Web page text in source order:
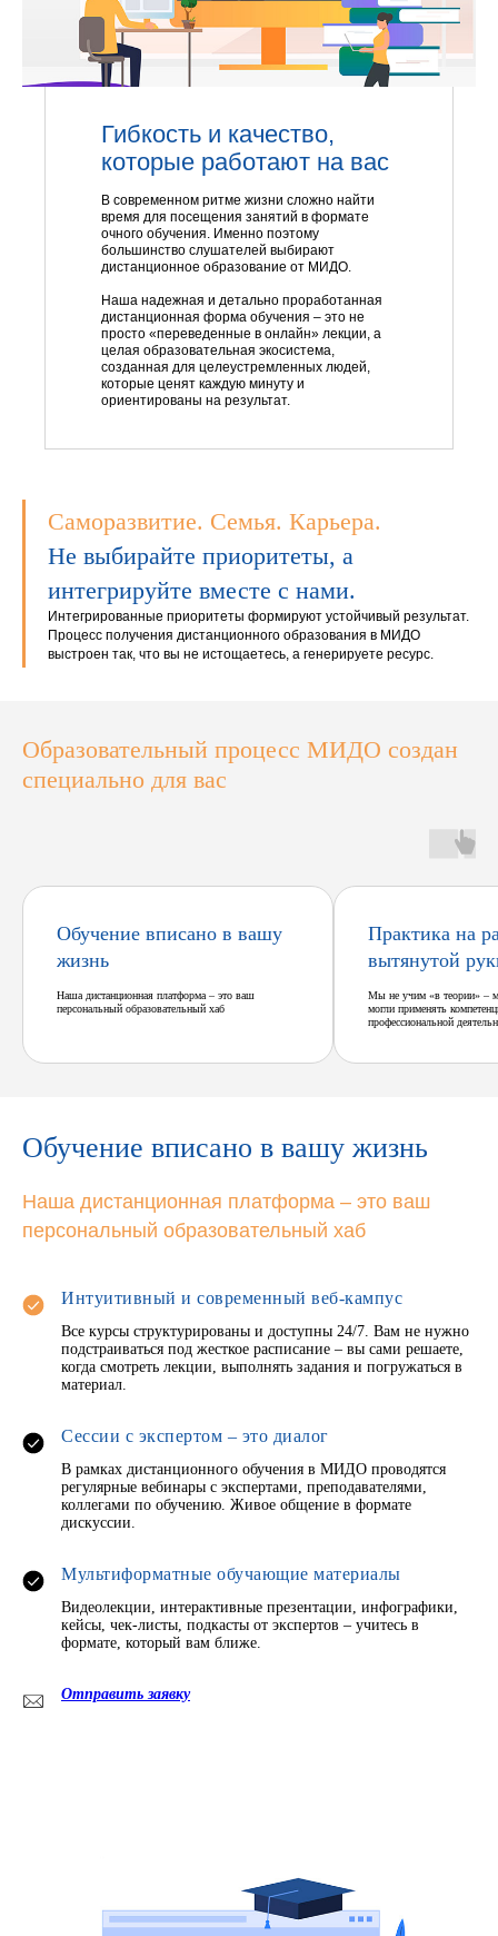
Гибкость и качество,
которые работают на вас
В современном ритме жизни сложно найти
время для посещения занятий в формате
очного обучения. Именно поэтому
большинство слушателей выбирают
дистанционное образование от МИДО.
Наша надежная и детально проработанная
дистанционная форма обучения – это не
просто «переведенные в онлайн» лекции, а
целая образовательная экосистема,
созданная для целеустремленных людей,
которые ценят каждую минуту и
ориентированы на результат.
Саморазвитие. Семья. Карьера.
Не выбирайте приоритеты, а
интегрируйте вместе с нами.
Интегрированные приоритеты формируют устойчивый результат.
Процесс получения дистанционного образования в МИДО
выстроен так, что вы не истощаетесь, а генерируете ресурс.
Образовательный процесс МИДО создан
специально для вас
Обучение вписано в вашу
жизнь
Наша дистанционная платформа – это ваш
персональный образовательный хаб
Практика на
вытянутой
Мы не учим «в теории» –
могли применять
профессиональной
Обучение вписано в вашу жизнь
Наша дистанционная платформа – это ваш
персональный образовательный хаб
Интуитивный и современный веб-кампус
Все курсы структурированы и доступны 24/7. Вам не нужно
подстраиваться под жесткое расписание – вы сами решаете,
когда смотреть лекции, выполнять задания и погружаться в
материал.
Сессии с экспертом – это диалог
В рамках дистанционного обучения в МИДО проводятся
регулярные вебинары с экспертами, преподавателями,
коллегами по обучению. Живое общение в формате
дискуссии.
Мультиформатные обучающие материалы
Видеолекции, интерактивные презентации, инфографики,
кейсы, чек-листы, подкасты от экспертов – учитесь в
формате, который вам ближе.
Отправить заявку